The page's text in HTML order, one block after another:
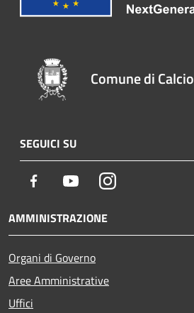
Comune di Calcio
SEGUICI SU
Facebook YoutubeInstagram
AMMINISTRAZIONE
Organi di Governo
Aree Amministrative
Uffici